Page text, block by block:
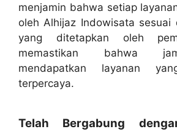
menjamin bahwa setiap
oleh Alhijaz Indowisata sesuai
yang ditetapkan oleh
memastikan bahwa
mendapatkan layanan
terpercaya.
Telah Bergabung